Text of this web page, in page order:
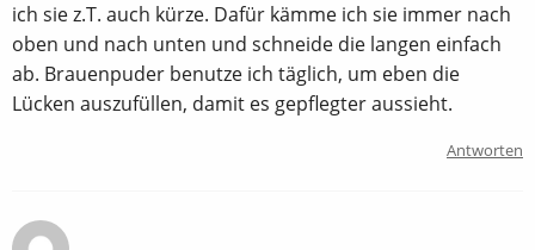
ich sie z.T. auch kürze. Dafür kämme ich sie immer nach
oben und nach unten und schneide die langen einfach
ab. Brauenpuder benutze ich täglich, um eben die
Lücken auszufüllen, damit es gepflegter aussieht.
Antworten